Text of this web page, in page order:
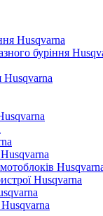
Husqvarna
буріння
Husqvarna
Husqvarna